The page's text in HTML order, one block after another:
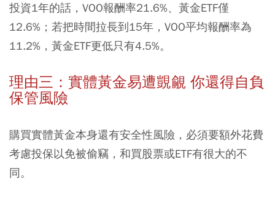
投資1年的話，VOO報酬率21.6%、黃金ETF僅
12.6%；若把時間拉長到15年，VOO平均報酬率為
11.2%，黃金ETF更低只有4.5%。
理由三：實體黃金易遭覬覦 你還得自負
保管風險
購買實體黃金本身還有安全性風險，必須要額外花費
考慮投保以免被偷竊，和買股票或ETF有很大的不
同。